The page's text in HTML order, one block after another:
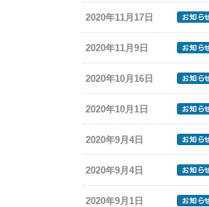
2020年11月17日
2020年11月9日
2020年10月16日
2020年10月1日
2020年9月4日
2020年9月4日
2020年9月1日